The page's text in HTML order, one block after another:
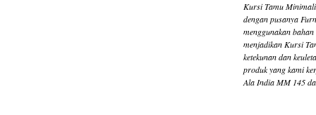
Kursi Tamu
dengan pusanya
menggunakan
menjadikan Kursi
ketekunan dan
produk yang kami
Ala India MM 145